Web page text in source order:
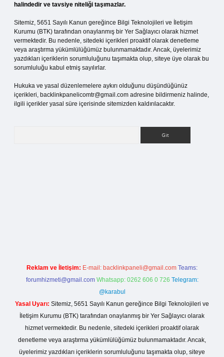
halindedir ve tavsiye niteliği taşımazlar.
Sitemiz, 5651 Sayılı Kanun gereğince Bilgi Teknolojileri ve İletişim
Kurumu (BTK) tarafından onaylanmış bir Yer Sağlayıcı olarak hizmet
vermektedir. Bu nedenle, sitedeki içerikleri proaktif olarak denetleme
veya araştırma yükümlülüğümüz bulunmamaktadır. Ancak, üyelerimiz
yazdıkları içeriklerin sorumluluğunu taşımakta olup, siteye üye olarak bu
sorumluluğu kabul etmiş sayılırlar.
Hukuka ve yasal düzenlemelere aykırı olduğunu düşündüğünüz
içerikleri, backlinkpanelicomtr@gmail.com adresine bildirmeniz halinde,
ilgili içerikler yasal süre içerisinde sitemizden kaldırılacaktır.
Reklam ve İletişim: E-mail: backlinkpaneli@gmail.com Teams:
forumhizmeti@gmail.com Whatsapp: 0262 606 0 726 Telegram:
@karabul
Yasal Uyarı: Sitemiz, 5651 Sayılı Kanun gereğince Bilgi Teknolojileri ve
İletişim Kurumu (BTK) tarafından onaylanmış bir Yer Sağlayıcı olarak
hizmet vermektedir. Bu nedenle, sitedeki içerikleri proaktif olarak
denetleme veya araştırma yükümlülüğümüz bulunmamaktadır. Ancak,
üyelerimiz yazdıkları içeriklerin sorumluluğunu taşımakta olup, siteye